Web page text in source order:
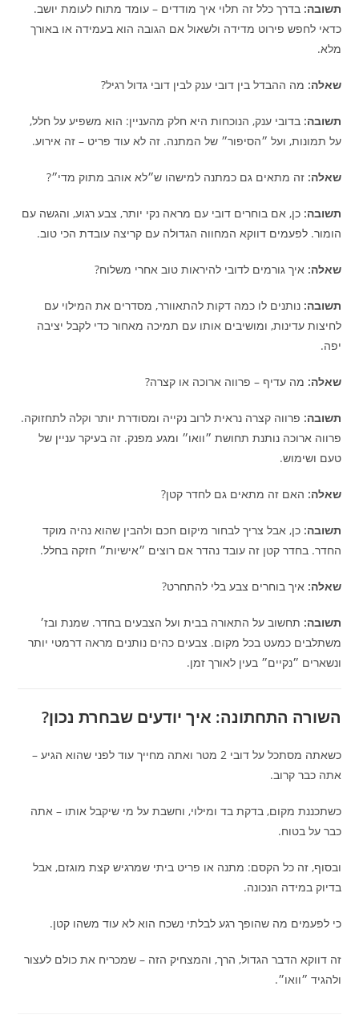
תשובה: בדרך כלל זה תלוי איך מודדים – עומד מתוח לעומת יושב.
כדאי לחפש פירוט מדידה ולשאול אם הגובה הוא בעמידה או באורך
מלא.
שאלה: מה ההבדל בין דובי ענק לבין דובי גדול רגיל?
תשובה: בדובי ענק, הנוכחות היא חלק מהעניין: הוא משפיע על חלל,
על תמונות, ועל ״הסיפור״ של המתנה. זה לא עוד פריט – זה אירוע.
שאלה: זה מתאים גם כמתנה למישהו ש״לא אוהב מתוק מדי״?
תשובה: כן, אם בוחרים דובי עם מראה נקי יותר, צבע רגוע, והגשה עם
הומור. לפעמים דווקא המחווה הגדולה עם קריצה עובדת הכי טוב.
שאלה: איך גורמים לדובי להיראות טוב אחרי משלוח?
תשובה: נותנים לו כמה דקות להתאוורר, מסדרים את המילוי עם
לחיצות עדינות, ומושיבים אותו עם תמיכה מאחור כדי לקבל יציבה
יפה.
שאלה: מה עדיף – פרווה ארוכה או קצרה?
תשובה: פרווה קצרה נראית לרוב נקייה ומסודרת יותר וקלה לתחזוקה.
פרווה ארוכה נותנת תחושת ״וואו״ ומגע מפנק. זה בעיקר עניין של
טעם ושימוש.
שאלה: האם זה מתאים גם לחדר קטן?
תשובה: כן, אבל צריך לבחור מיקום חכם ולהבין שהוא נהיה מוקד
החדר. בחדר קטן זה עובד נהדר אם רוצים ״אישיות״ חזקה בחלל.
שאלה: איך בוחרים צבע בלי להתחרט?
תשובה: תחשוב על התאורה בבית ועל הצבעים בחדר. שמנת ובז׳
משתלבים כמעט בכל מקום. צבעים כהים נותנים מראה דרמטי יותר
ונשארים ״נקיים״ בעין לאורך זמן.
השורה התחתונה: איך יודעים שבחרת נכון?
כשאתה מסתכל על דובי 2 מטר ואתה מחייך עוד לפני שהוא הגיע –
אתה כבר קרוב.
כשתכננת מקום, בדקת בד ומילוי, וחשבת על מי שיקבל אותו – אתה
כבר על בטוח.
ובסוף, זה כל הקסם: מתנה או פריט ביתי שמרגיש קצת מוגזם, אבל
בדיוק במידה הנכונה.
כי לפעמים מה שהופך רגע לבלתי נשכח הוא לא עוד משהו קטן.
זה דווקא הדבר הגדול, הרך, והמצחיק הזה – שמכריח את כולם לעצור
ולהגיד ״וואו״.